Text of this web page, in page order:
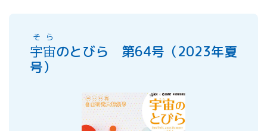
宇宙
そら
のとびら 第64号（2023年夏
号）